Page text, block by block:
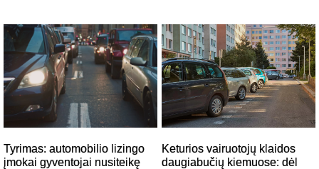
Tyrimas: automobilio lizingo
įmokai gyventojai nusiteikę
Keturios vairuotojų klaidos
daugiabučių kiemuose: dėl